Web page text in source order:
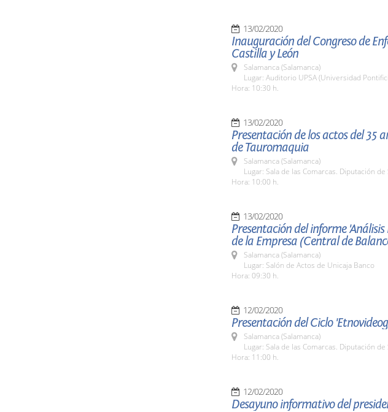
13/02/2020
Inauguración del Congreso de
Castilla y León
Salamanca (Salamanca)
Lugar: Auditorio UPSA (Universidad
Hora: 10:30 h.
13/02/2020
Presentación de los actos del 35
de Tauromaquia
Salamanca (Salamanca)
Lugar: Sala de las Comarcas. Diputación de
Hora: 10:00 h.
13/02/2020
Presentación del informe
de la Empresa (Central de
Salamanca (Salamanca)
Lugar: Salón de Actos de Unicaja Banco
Hora: 09:30 h.
12/02/2020
Presentación del Ciclo
Salamanca (Salamanca)
Lugar: Sala de las Comarcas. Diputación de
Hora: 11:00 h.
12/02/2020
Desayuno informativo del